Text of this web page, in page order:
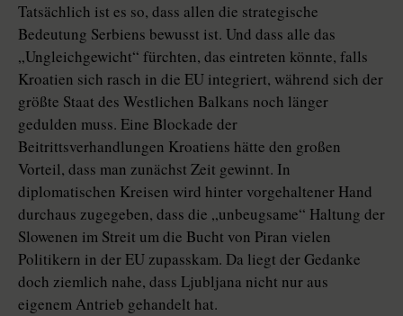
Tatsächlich ist es so, dass allen die strategische
Bedeutung Serbiens bewusst ist. Und dass alle das
„Ungleichgewicht“ fürchten, das eintreten könnte, falls
Kroatien sich rasch in die EU integriert, während sich der
größte Staat des Westlichen Balkans noch länger
gedulden muss. Eine Blockade der
Beitrittsverhandlungen Kroatiens hätte den großen
Vorteil, dass man zunächst Zeit gewinnt. In
diplomatischen Kreisen wird hinter vorgehaltener Hand
durchaus zugegeben, dass die „unbeugsame“ Haltung der
Slowenen im Streit um die Bucht von Piran vielen
Politikern in der EU zupasskam. Da liegt der Gedanke
doch ziemlich nahe, dass Ljubljana nicht nur aus
eigenem Antrieb gehandelt hat.